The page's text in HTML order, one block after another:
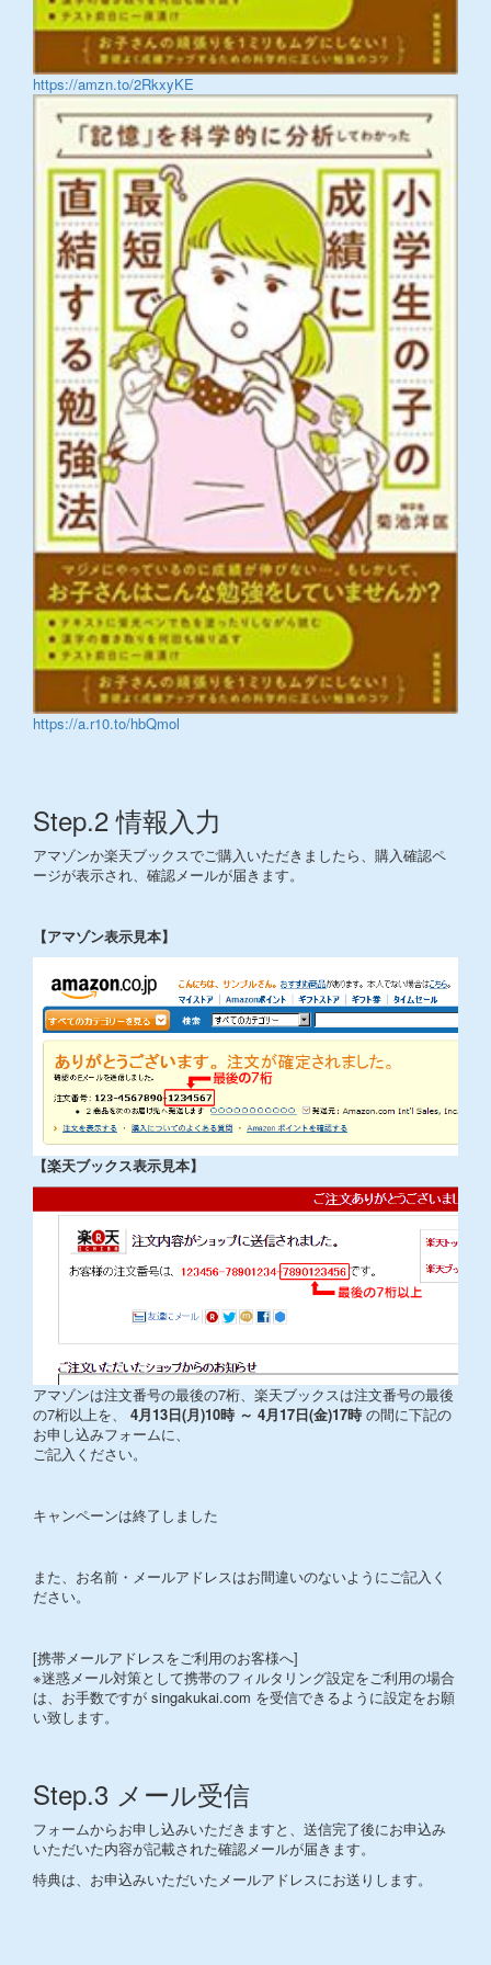
https://amzn.to/2RkxyKE
https://a.r10.to/hbQmol
Step.2 情報入力
アマゾンか楽天ブックスでご購入いただきましたら、購入確認ペ
ージが表示され、確認メールが届きます。
【アマゾン表示見本】
【楽天ブックス表示見本】
アマゾンは注文番号の最後の7桁、楽天ブックスは注文番号の最後
の7桁以上を、 4月13日(月)10時 ～ 4月17日(金)17時 の間に下記の
お申し込みフォームに、
ご記入ください。
キャンペーンは終了しました
また、お名前・メールアドレスはお間違いのないようにご記入く
ださい。
[携帯メールアドレスをご利用のお客様へ]
※迷惑メール対策として携帯のフィルタリング設定をご利用の場合
は、お手数ですが singakukai.com を受信できるように設定をお願
い致します。
Step.3 メール受信
フォームからお申し込みいただきますと、送信完了後にお申込み
いただいた内容が記載された確認メールが届きます。
特典は、お申込みいただいたメールアドレスにお送りします。